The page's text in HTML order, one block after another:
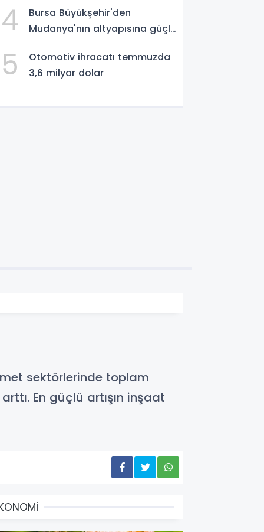
4
Bursa Büyükşehir'den
Mudanya'nın altyapısına güçlü
5
Otomotiv ihracatı temmuzda
3,6 milyar dolar
sektörlerinde toplam
En güçlü artışın inşaat